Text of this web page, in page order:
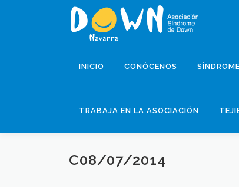
INICIO CONÓCENOS
TRABAJA EN LA ASOCIACIÓN
C08/07/2014